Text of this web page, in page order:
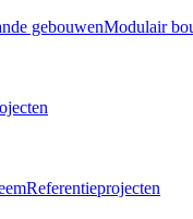
gebouwenModulair
Referentieprojecten